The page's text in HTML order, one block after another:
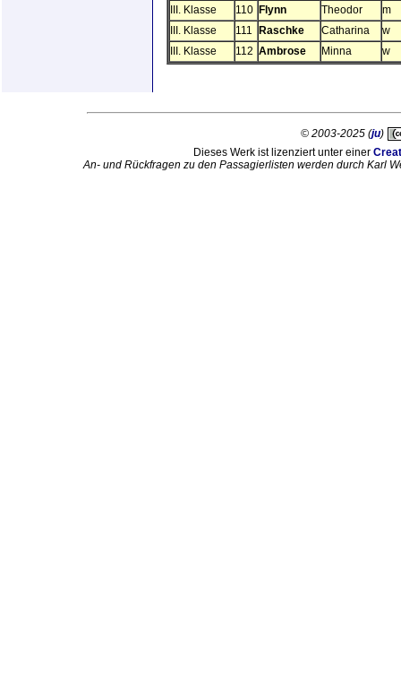
III. Klasse
110 Flynn Theodor
m
III. Klasse
111 Raschke Catharina
w
III. Klasse
112 Ambrose Minna w
© 2003-2025 (ju)
Dieses Werk ist lizenziert unter einer
An- und Rückfragen zu den Passagierlisten werden durch Karl